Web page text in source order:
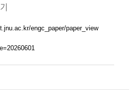
engc_paper/paper_view